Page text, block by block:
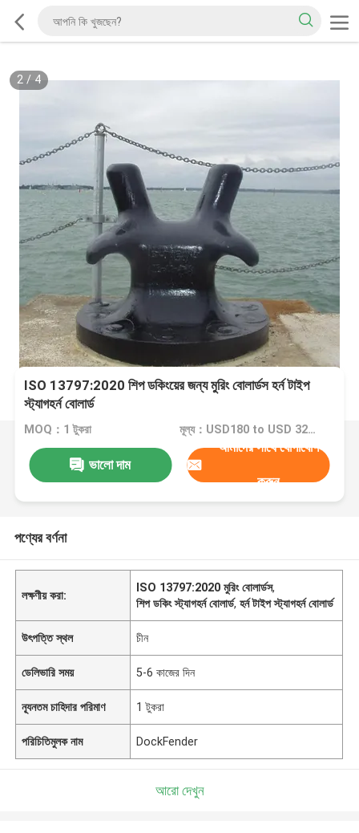
2/ 4
ISO 13797:2020 শিপ ডকিংয়ের জন্য মুরিং বোলার্ডস হর্ন টাইপ
স্ট্যাগহর্ন বোলার্ড
MOQ：1 টুকরা মূল্য：USD180 to USD 3200 One Piece
ভালো দাম
আমাদের সাথে যোগাযোগ
করুন
পণ্যের বর্ণনা
লক্ষণীয় করা:
ISO 13797:2020 মুরিং বোলার্ডস,
শিপ ডকিং স্ট্যাগহর্ন বোলার্ড,হর্ন টাইপ স্ট্যাগহর্ন বোলার্ড
উৎপত্তি স্থল চীন
ডেলিভারি সময় 5-6 কাজের দিন
ন্যূনতম চাহিদার পরিমাণ 1 টুকরা
পরিচিতিমুলক নাম DockFender
আরো দেখুন